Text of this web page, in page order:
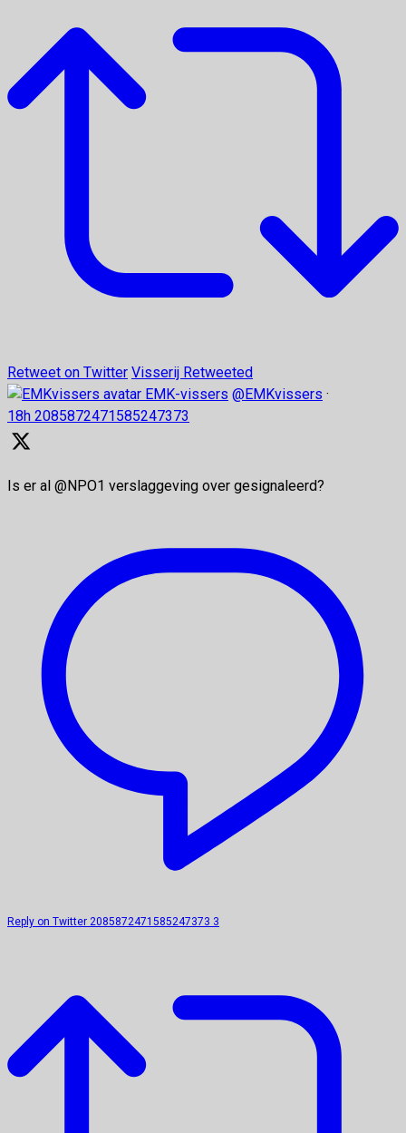
Retweet on Twitter Visserij Retweeted
EMK-vissers @EMKvissers ·
18h 2085872471585247373
Is er al @NPO1 verslaggeving over gesignaleerd?
Reply on Twitter 2085872471585247373 3